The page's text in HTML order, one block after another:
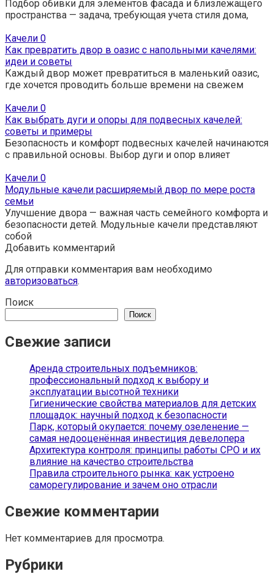
Подбор обивки для элементов фасада и близлежащего
пространства — задача, требующая учета стиля дома,
Качели 0
Как превратить двор в оазис с напольными качелями:
идеи и советы
Каждый двор может превратиться в маленький оазис,
где хочется проводить больше времени на свежем
Качели 0
Как выбрать дуги и опоры для подвесных качелей:
советы и примеры
Безопасность и комфорт подвесных качелей начинаются
с правильной основы. Выбор дуги и опор влияет
Качели 0
Модульные качели расширяемый двор по мере роста
семьи
Улучшение двора — важная часть семейного комфорта и
безопасности детей. Модульные качели представляют
собой
Добавить комментарий
Для отправки комментария вам необходимо
авторизоваться.
Поиск
Поиск
Свежие записи
Аренда строительных подъемников:
профессиональный подход к выбору и
эксплуатации высотной техники
Гигиенические свойства материалов для детских
площадок: научный подход к безопасности
Парк, который окупается: почему озеленение —
самая недооценённая инвестиция девелопера
Архитектура контроля: принципы работы СРО и их
влияние на качество строительства
Правила строительного рынка: как устроено
саморегулирование и зачем оно отрасли
Свежие комментарии
Нет комментариев для просмотра.
Рубрики